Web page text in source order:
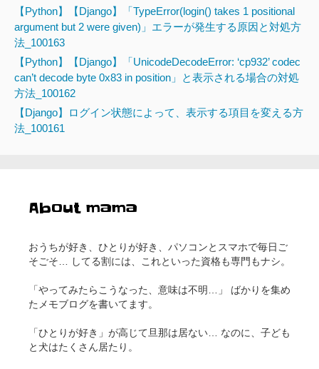
【Python】【Django】「TypeError(login() takes 1 positional
argument but 2 were given)」エラーが発生する原因と対処方
法_100163
【Python】【Django】「UnicodeDecodeError: ‘cp932’ codec
can’t decode byte 0x83 in position」と表示される場合の対処
方法_100162
【Django】ログイン状態によって、表示する項目を変える方
法_100161
About mama
おうちが好き、ひとりが好き、パソコンとスマホで毎日ご
そごそ… してる割には、これといった資格も専門もナシ。
「やってみたらこうなった、意味は不明…」 ばかりを集め
たメモブログを書いてます。
「ひとりが好き」が高じて旦那は居ない… なのに、子ども
と犬はたくさん居たり。